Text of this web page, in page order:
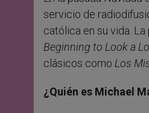
servicio de
católica en su vida.
Beginning to Look a
clásicos como Los
¿Quién es Michael